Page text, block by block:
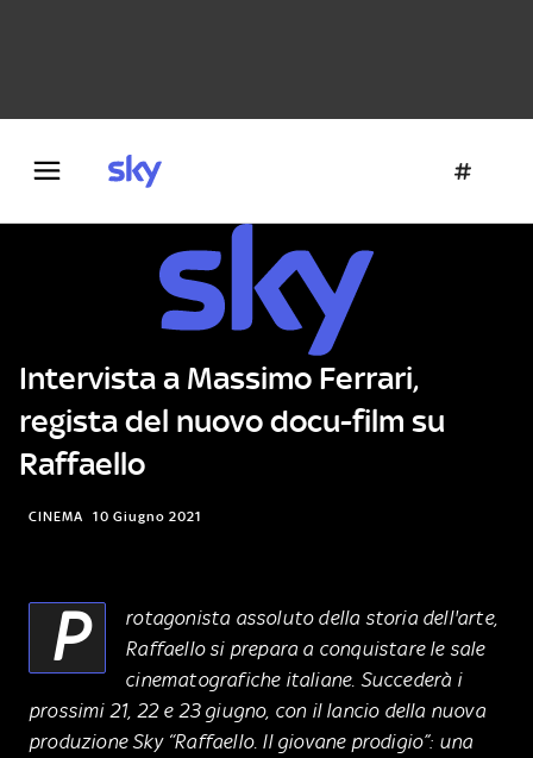
Intervista a Massimo Ferrari,
regista del nuovo docu-film su
Raffaello
CINEMA 10 Giugno 2021
P
rotagonista assoluto della storia dell'arte,
Raffaello si prepara a conquistare le sale
cinematografiche italiane. Succederà i
prossimi 21, 22 e 23 giugno, con il lancio della nuova
produzione Sky “Raffaello. Il giovane prodigio”: una